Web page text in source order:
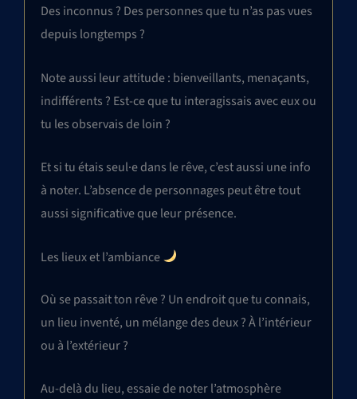
Des inconnus ? Des personnes que tu n’as pas vues
depuis longtemps ?
Note aussi leur attitude : bienveillants, menaçants,
indifférents ? Est-ce que tu interagissais avec eux ou
tu les observais de loin ?
Et si tu étais seul·e dans le rêve, c’est aussi une info
à noter. L’absence de personnages peut être tout
aussi significative que leur présence.
Les lieux et l’ambiance
Où se passait ton rêve ? Un endroit que tu connais,
un lieu inventé, un mélange des deux ? À l’intérieur
ou à l’extérieur ?
Au-delà du lieu, essaie de noter l’atmosphère